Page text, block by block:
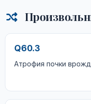
Q60.3
Атрофия почки